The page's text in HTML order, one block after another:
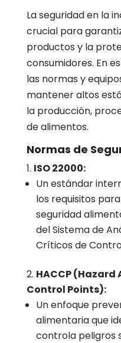
La seguridad en la
crucial para
productos y la
consumidores. En
las normas y
mantener altos
la producción,
de alimentos.
Normas de
ISO 22000:
Un estándar
los requisitos
seguridad
del Sistema de
Críticos de
HACCP
Control Points):
Un enfoque
alimentaria que
controla peligros